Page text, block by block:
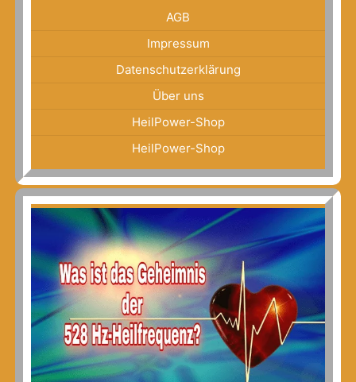
AGB
Impressum
Datenschutzerklärung
Über uns
HeilPower-Shop
HeilPower-Shop